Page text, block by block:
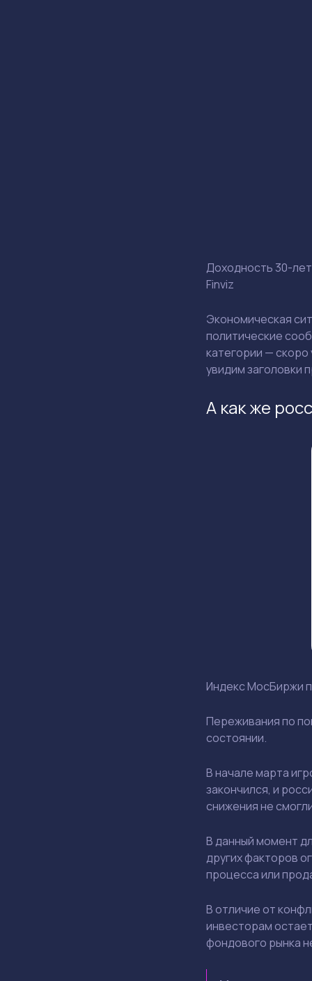
Доходность 30-
Finviz
Экономическая
политические
категории —
увидим заголовки
А как же
Индекс МосБиржи
Переживания по
состоянии.
В начале марта
закончился, и
снижения не
В данный момент
других факторов
процесса или
В отличие от
инвесторам
фондового рынка